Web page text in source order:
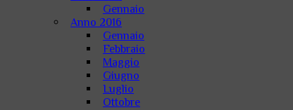
Gennaio
Anno 2016
Gennaio
Febbraio
Maggio
Giugno
Luglio
Ottobre